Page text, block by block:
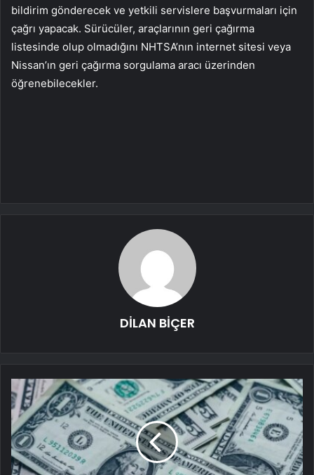
bildirim gönderecek ve yetkili servislere başvurmaları için
çağrı yapacak. Sürücüler, araçlarının geri çağırma
listesinde olup olmadığını NHTSA’nın internet sitesi veya
Nissan’ın geri çağırma sorgulama aracı üzerinden
öğrenebilecekler.
DİLAN BİÇER